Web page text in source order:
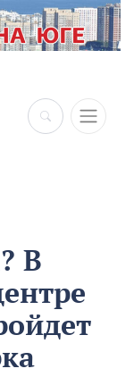
×
В